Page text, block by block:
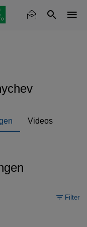
Videos
Filter